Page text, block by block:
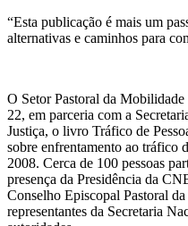
“Esta publicação é mais um
alternativas e caminhos para
O Setor Pastoral da
22, em parceria com a
Justiça, o livro Tráfico de
sobre enfrentamento ao tráfico
2008. Cerca de 100 pessoas
presença da Presidência da
Conselho Episcopal Pastoral
representantes da Secretaria